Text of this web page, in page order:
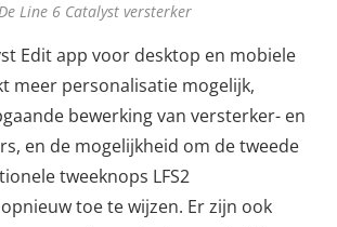
Line 6 Catalyst versterker
Edit app voor desktop en mobiele
meer personalisatie mogelijk,
bewerking van versterker- en
en de mogelijkheid om de tweede
tweeknops LFS2
toe te wijzen. Er zijn ook